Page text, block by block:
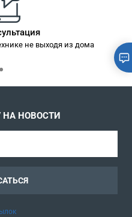
не выходя из дома
НА НОВОСТИ